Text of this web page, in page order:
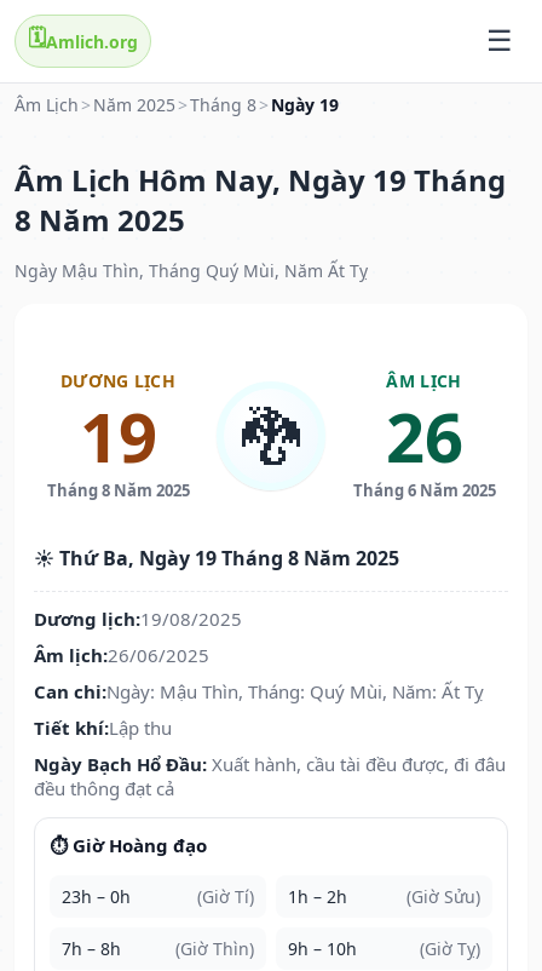
🗓️Amlich.org
Âm Lịch > Năm 2025 >Tháng 8> Ngày 19
Âm Lịch Hôm Nay, Ngày 19 Tháng
8 Năm 2025
Ngày Mậu Thìn, Tháng Quý Mùi, Năm Ất Tỵ
DƯƠNG LỊCH
19
Tháng 8 Năm 2025
🐉
ÂM LỊCH
26
Tháng 6 Năm 2025
☀️ Thứ Ba, Ngày 19 Tháng 8 Năm 2025
Dương lịch:19/08/2025
Âm lịch:26/06/2025
Can chi:Ngày: Mậu Thìn, Tháng: Quý Mùi, Năm: Ất Tỵ
Tiết khí:Lập thu
Ngày Bạch Hổ Đầu: Xuất hành, cầu tài đều được, đi đâu
đều thông đạt cả
⏱️ Giờ Hoàng đạo
23h – 0h (Giờ Tí) 1h – 2h (Giờ Sửu)
7h – 8h (Giờ Thìn) 9h – 10h (Giờ Tỵ)